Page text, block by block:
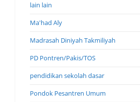
lain lain
Ma'had Aly
Madrasah Diniyah Takmiliyah
PD Pontren/Pakis/TOS
pendidikan sekolah dasar
Pondok Pesantren Umum